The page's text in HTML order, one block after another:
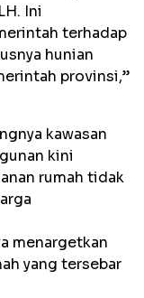
Ini
terhadap
hunian
provinsi,”
kawasan
kini
rumah tidak
menargetkan
yang tersebar